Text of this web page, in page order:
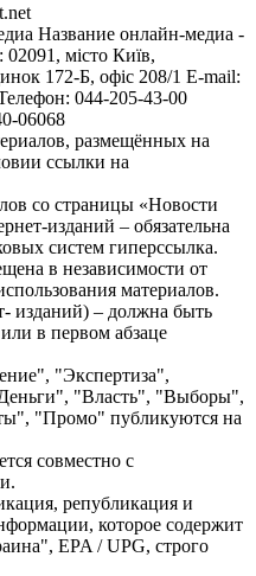
Название онлайн-медиа -
місто Київ,
172-Б, офіс 208/1 E-mail:
044-205-43-00
06068
размещённых на
ссылки на
со страницы «Новости
изданий – обязательна
систем гиперссылка.
в независимости от
материалов.
изданий) – должна быть
в первом абзаце
"Экспертиза",
"Власть", "Выборы",
"Промо" публикуются на
совместно с
републикация и
которое содержит
EPA / UPG, строго